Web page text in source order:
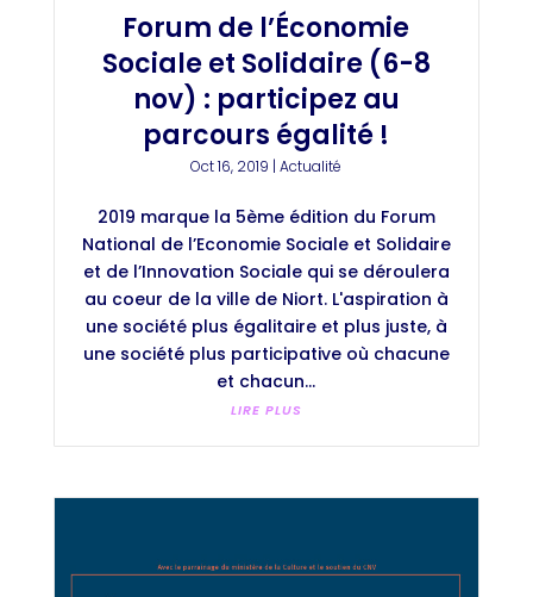
Forum de l’Économie
Sociale et Solidaire (6-8
nov) : participez au
parcours égalité !
Oct 16, 2019 |Actualité
2019 marque la 5ème édition du Forum
National de l’Economie Sociale et Solidaire
et de l’Innovation Sociale qui se déroulera
au coeur de la ville de Niort. L'aspiration à
une société plus égalitaire et plus juste, à
une société plus participative où chacune
et chacun...
LIRE PLUS